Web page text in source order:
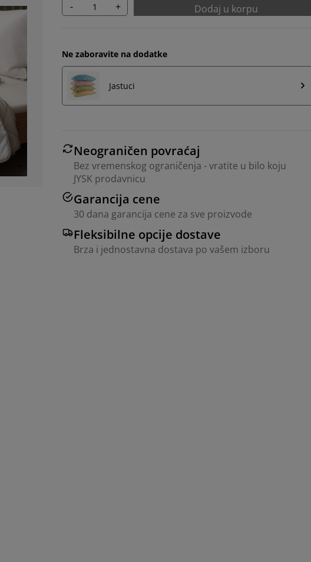
- + Dodaj u korpu
Ne zaboravite na dodatke
Jastuci
Neograničen povraćaj
Bez vremenskog ograničenja - vratite u bilo koju
JYSK prodavnicu
Garancija cene
30 dana garancija cene za sve proizvode
Fleksibilne opcije dostave
Brza i jednostavna dostava po vašem izboru